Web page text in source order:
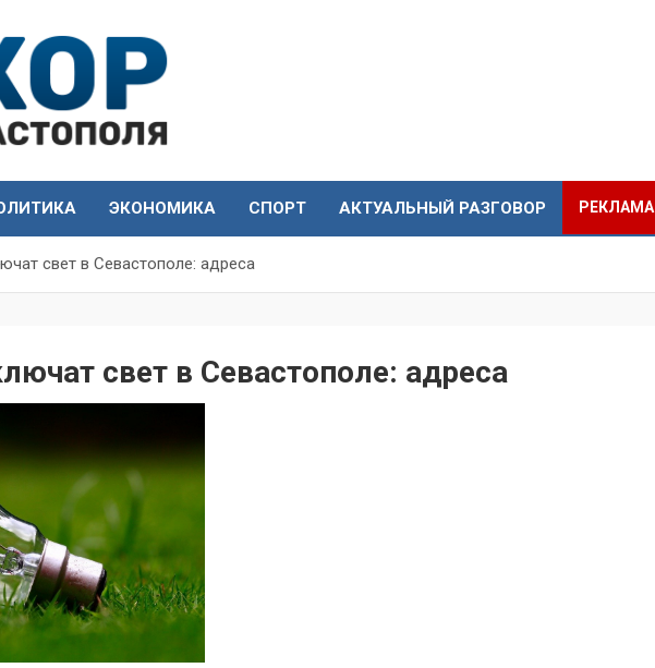
ЭКОНОМИКА СПОРТ АКТУАЛЬНЫЙ РАЗГОВОР РЕКЛАМА
свет в Севастополе: адреса
свет в Севастополе: адреса